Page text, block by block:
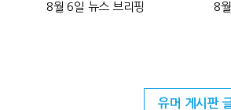
8월 6일 뉴스 브리핑 8
유머 게시판